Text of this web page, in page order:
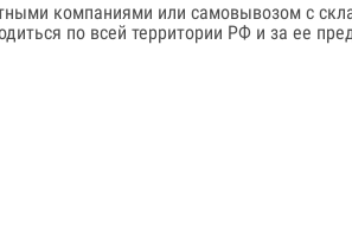
компаниями или самовывозом с
по всей территории РФ и за ее